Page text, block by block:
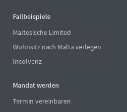
Fallbeispiele
Maltesische Limited
Wohnsitz nach Malta verlegen
Insolvenz
Mandat werden
Termin vereinbaren